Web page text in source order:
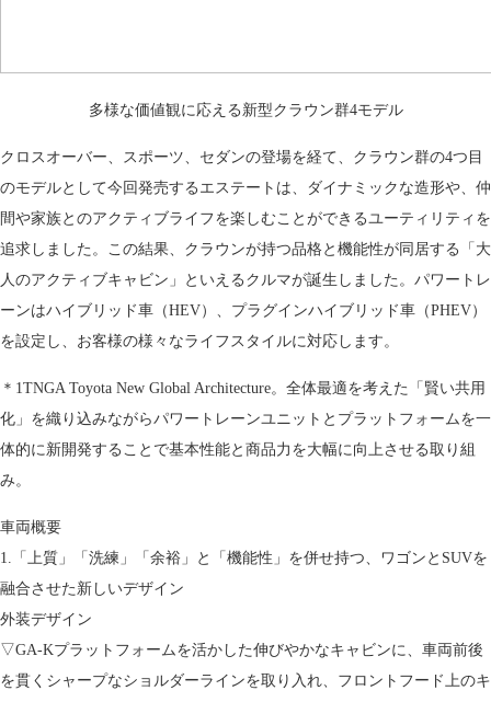
多様な価値観に応える新型クラウン群4モデル
クロスオーバー、スポーツ、セダンの登場を経て、クラウン群の4つ目
のモデルとして今回発売するエステートは、ダイナミックな造形や、仲
間や家族とのアクティブライフを楽しむことができるユーティリティを
追求しました。この結果、クラウンが持つ品格と機能性が同居する「大
人のアクティブキャビン」といえるクルマが誕生しました。パワートレ
ーンはハイブリッド車（HEV）、プラグインハイブリッド車（PHEV）
を設定し、お客様の様々なライフスタイルに対応します。
＊1TNGA Toyota New Global Architecture。全体最適を考えた「賢い共用
化」を織り込みながらパワートレーンユニットとプラットフォームを一
体的に新開発することで基本性能と商品力を大幅に向上させる取り組
み。
車両概要
1.「上質」「洗練」「余裕」と「機能性」を併せ持つ、ワゴンとSUVを
融合させた新しいデザイン
外装デザイン
▽GA-Kプラットフォームを活かした伸びやかなキャビンに、車両前後
を貫くシャープなショルダーラインを取り入れ、フロントフード上のキ